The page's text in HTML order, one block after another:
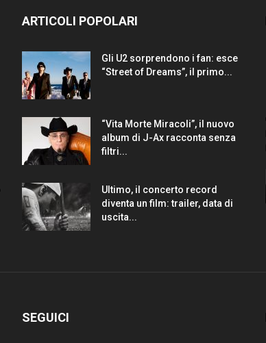
ARTICOLI POPOLARI
Gli U2 sorprendono i fan: esce
“Street of Dreams”, il primo...
“Vita Morte Miracoli”, il nuovo
album di J-Ax racconta senza
filtri...
Ultimo, il concerto record
diventa un film: trailer, data di
uscita...
SEGUICI